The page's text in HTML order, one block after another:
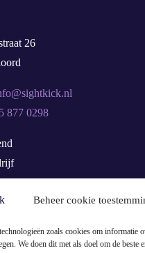
Beheer cookie
zoals cookies om informatie
We doen dit met als doel om de beste
26
877 0298